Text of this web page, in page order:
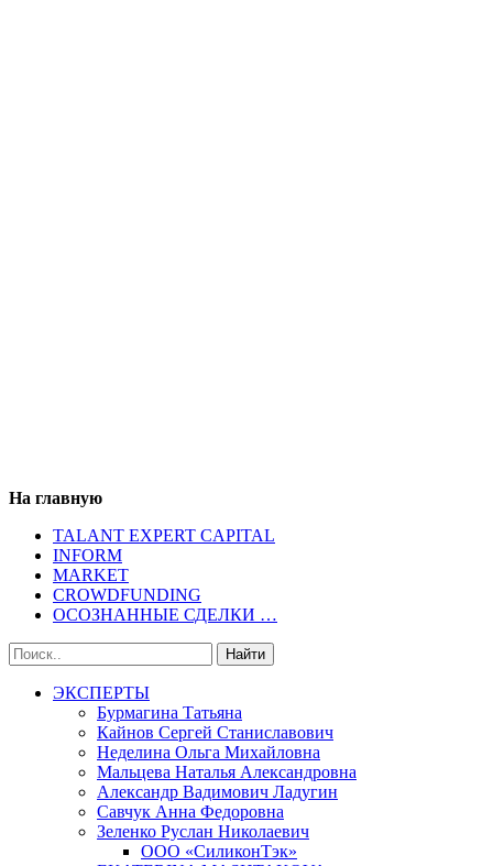
На главную
TALANT EXPERT CAPITAL
INFORM
MARKET
CROWDFUNDING
ОСОЗНАННЫЕ СДЕЛКИ …
ЭКСПЕРТЫ
Бурмагина Татьяна
Кайнов Сергей Станиславович
Неделина Ольга Михайловна
Мальцева Наталья Александровна
Александр Вадимович Ладугин
Савчук Анна Федоровна
Зеленко Руслан Николаевич
ООО «СиликонТэк»